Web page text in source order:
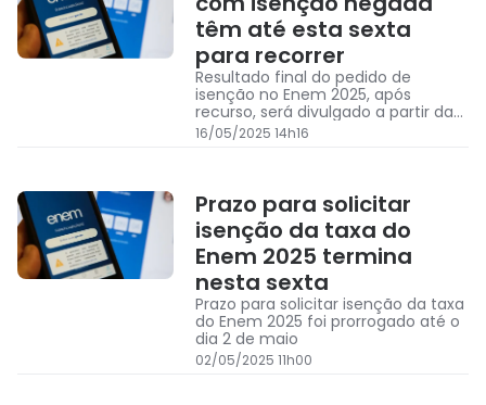
têm até esta sexta
para recorrer
Resultado final do pedido de
isenção no Enem 2025, após
recurso, será divulgado a partir da
próxima terça-feira
16/05/2025 14h16
Prazo para solicitar
isenção da taxa do
Enem 2025 termina
nesta sexta
Prazo para solicitar isenção da taxa
do Enem 2025 foi prorrogado até o
dia 2 de maio
02/05/2025 11h00